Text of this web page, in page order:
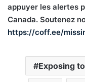
appuyer les alertes
Canada. Soutenez
https://coff.ee/
Exposing